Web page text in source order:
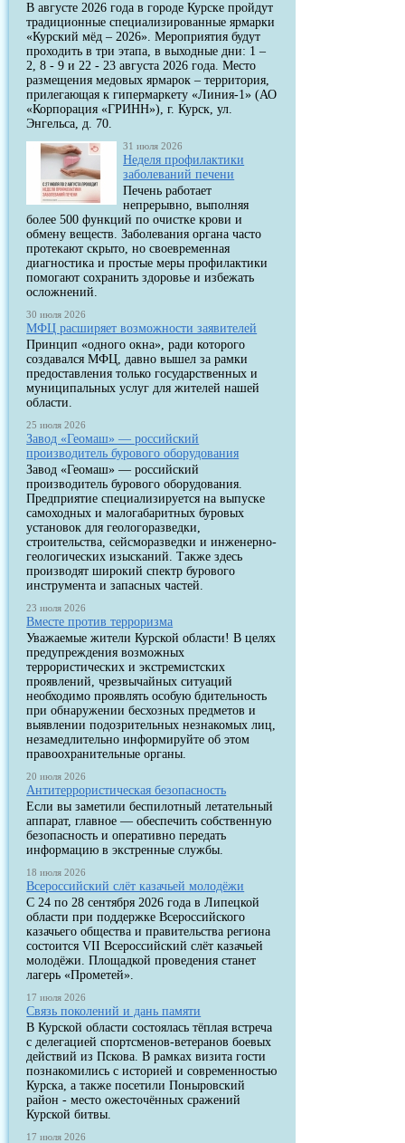
В августе 2026 года в городе Курске пройдут
традиционные специализированные ярмарки
«Курский мёд – 2026». Мероприятия будут
проходить в три этапа, в выходные дни: 1 –
2, 8 - 9 и 22 - 23 августа 2026 года. Место
размещения медовых ярмарок – территория,
прилегающая к гипермаркету «Линия-1» (АО
«Корпорация «ГРИНН»), г. Курск, ул.
Энгельса, д. 70.
31 июля 2026
Неделя профилактики
заболеваний печени
Печень работает
непрерывно, выполняя
более 500 функций по очистке крови и
обмену веществ. Заболевания органа часто
протекают скрыто, но своевременная
диагностика и простые меры профилактики
помогают сохранить здоровье и избежать
осложнений.
30 июля 2026
МФЦ расширяет возможности заявителей
Принцип «одного окна», ради которого
создавался МФЦ, давно вышел за рамки
предоставления только государственных и
муниципальных услуг для жителей нашей
области.
25 июля 2026
Завод «Геомаш» — российский
производитель бурового оборудования
Завод «Геомаш» — российский
производитель бурового оборудования.
Предприятие специализируется на выпуске
самоходных и малогабаритных буровых
установок для геологоразведки,
строительства, сейсморазведки и инженерно-
геологических изысканий. Также здесь
производят широкий спектр бурового
инструмента и запасных частей.
23 июля 2026
Вместе против терроризма
Уважаемые жители Курской области! В целях
предупреждения возможных
террористических и экстремистских
проявлений, чрезвычайных ситуаций
необходимо проявлять особую бдительность
при обнаружении бесхозных предметов и
выявлении подозрительных незнакомых лиц,
незамедлительно информируйте об этом
правоохранительные органы.
20 июля 2026
Антитеррористическая безопасность
Если вы заметили беспилотный летательный
аппарат, главное — обеспечить собственную
безопасность и оперативно передать
информацию в экстренные службы.
18 июля 2026
Всероссийский слёт казачьей молодёжи
С 24 по 28 сентября 2026 года в Липецкой
области при поддержке Всероссийского
казачьего общества и правительства региона
состоится VII Всероссийский слёт казачьей
молодёжи. Площадкой проведения станет
лагерь «Прометей».
17 июля 2026
Связь поколений и дань памяти
В Курской области состоялась тёплая встреча
с делегацией спортсменов-ветеранов боевых
действий из Пскова. В рамках визита гости
познакомились с историей и современностью
Курска, а также посетили Поныровский
район - место ожесточённых сражений
Курской битвы.
17 июля 2026